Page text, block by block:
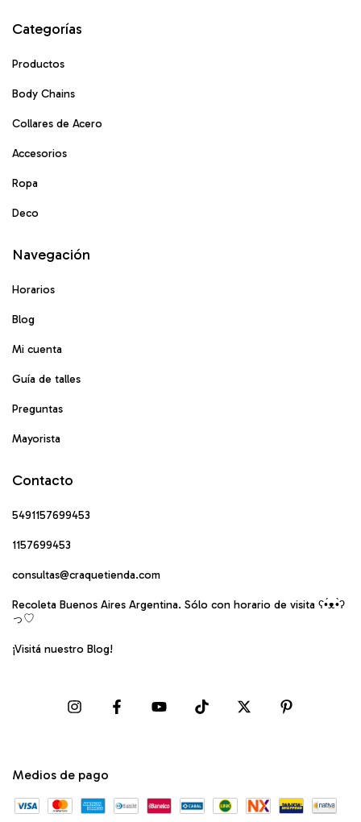
Categorías
Productos
Body Chains
Collares de Acero
Accesorios
Ropa
Deco
Navegación
Horarios
Blog
Mi cuenta
Guía de talles
Preguntas
Mayorista
Contacto
5491157699453
1157699453
consultas@craquetienda.com
Recoleta Buenos Aires Argentina. Sólo con horario de visita ʕ•́ᴥ•̀ʔ
っ♡
¡Visitá nuestro Blog!
Medios de pago